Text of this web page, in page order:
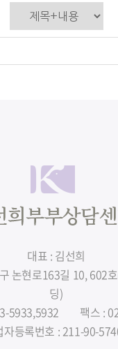
대표 : 김선희
논현로163길 10, 602
딩)
5933,5932
팩스 :
자등록번호 : 211-90-